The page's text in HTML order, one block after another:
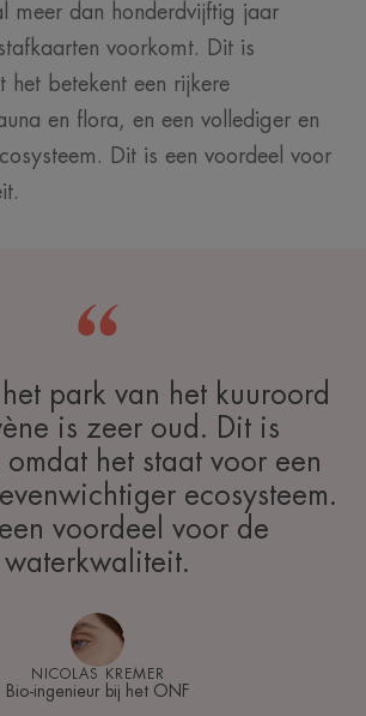
meer dan honderdvijftig jaar
voorkomt. Dit is
het betekent een rijkere
en flora, en een vollediger en
Dit is een voordeel voor
park van het kuuroord
is zeer oud. Dit is
het staat voor een
ecosysteem.
voordeel voor de
waterkwaliteit.
NICOLAS KREMER
Bio-ingenieur bij het ONF